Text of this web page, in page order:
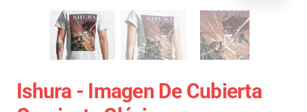
Ishura - Imagen De Cubierta